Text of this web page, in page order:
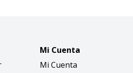
Mi Cuenta
Mi Cuenta